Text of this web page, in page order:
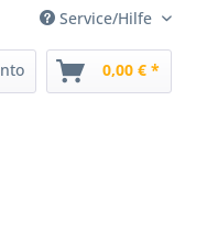
Service/Hilfe
0,00 € *